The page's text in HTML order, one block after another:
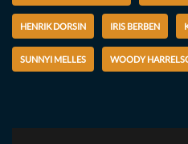
HENRIK DORSIN IRIS BERBEN
SUNNYI MELLES WOODY